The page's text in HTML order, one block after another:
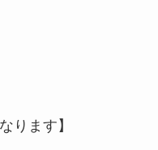
ります】